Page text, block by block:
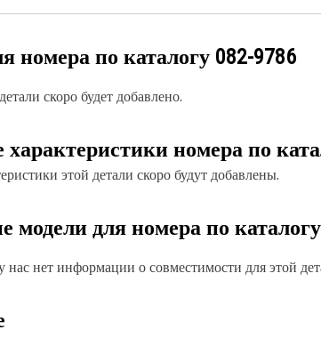
номера по каталогу 082-9786
скоро будет добавлено.
характеристики номера по
этой детали скоро будут добавлены.
модели для номера по каталогу
нас нет информации о совместимости для этой